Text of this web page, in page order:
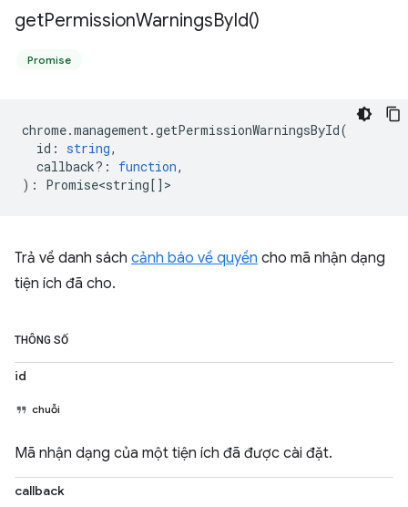
getPermissionWarningsById()
Promise
chrome.management.getPermissionWarningsById(
id : string,
callback? : function,
) : Promise<string[]>
Trả về danh sách cảnh báo về quyền cho mã nhận dạng
tiện ích đã cho.
THÔNG SỐ
id
chuỗi
Mã nhận dạng của một tiện ích đã được cài đặt.
callback